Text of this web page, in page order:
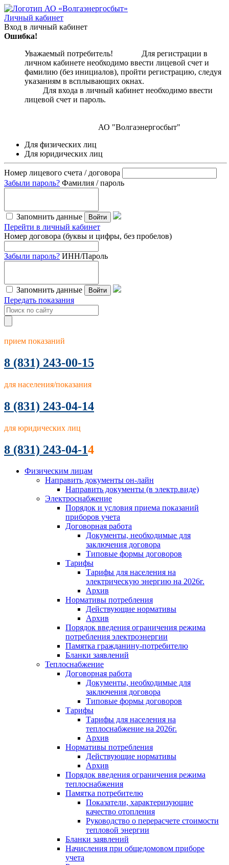
Личный кабинет
Вход в личный кабинет
Ошибка!
Уважаемый потребитель! Для регистрации в
личном кабинете необходимо ввести лицевой счет и
фамилию (без инициалов), пройти регистрацию, следуя
указаниям в всплывающих окнах.
Для входа в личный кабинет необходимо ввести
лицевой счет и пароль.
АО "Волгаэнергосбыт"
Для физических лиц
Для юридических лиц
Номер лицевого счета / договора
Забыли пароль? Фамилия / пароль
Запомнить данные Войти
Перейти в личный кабинет
Номер договора (буквы и цифры, без пробелов)
Забыли пароль? ИНН/Пароль
Запомнить данные Войти
Передать показания
прием показаний
8 (831) 243-00-15
для населения/показания
8 (831) 243-04-14
для юридических лиц
8 (831) 243-04-14
Физическим лицам
Направить документы он-лайн
Направить документы (в электр.виде)
Электроснабжение
Порядок и условия приема показаний
приборов учета
Договорная работа
Документы, необходимые для
заключения договора
Типовые формы договоров
Тарифы
Тарифы для населения на
электрическую энергию на 2026г.
Архив
Нормативы потребления
Действующие нормативы
Архив
Порядок введения ограничения режима
потребления электроэнергии
Памятка гражданину-потребителю
Бланки заявлений
Теплоснабжение
Договорная работа
Документы, необходимые для
заключения договора
Типовые формы договоров
Тарифы
Тарифы для населения на
теплоснабжение на 2026г.
Архив
Нормативы потребления
Действующие нормативы
Архив
Порядок введения ограничения режима
теплоснабжения
Памятка потребителю
Показатели, характеризующие
качество отопления
Руководство о перерасчете стоимости
тепловой энергии
Бланки заявлений
Начисления при общедомовом приборе
учета